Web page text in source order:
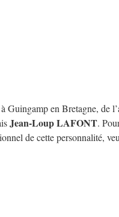
Guingamp en Bretagne, de
Jean-Loup LAFONT.
de cette personnalité,